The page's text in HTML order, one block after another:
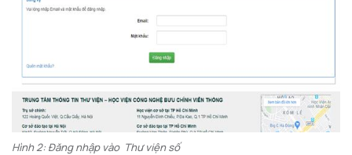
Hình 2: Đăng nhập vào Thư viện số